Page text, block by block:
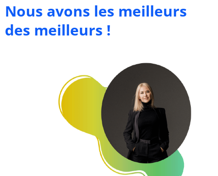
Nous avons les meilleurs
des meilleurs !